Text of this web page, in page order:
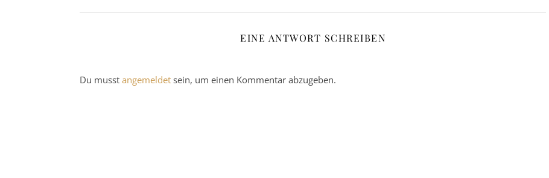
EINE ANTWORT SCHREIBEN
Du musst angemeldet sein, um einen Kommentar abzugeben.